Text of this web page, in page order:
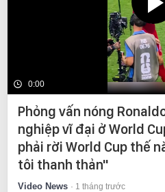
0:00
Phỏng vấn nóng
nghiệp vĩ đại ở World
phải rời World Cup thế
tôi thanh thản"
Video News 1 tháng trước